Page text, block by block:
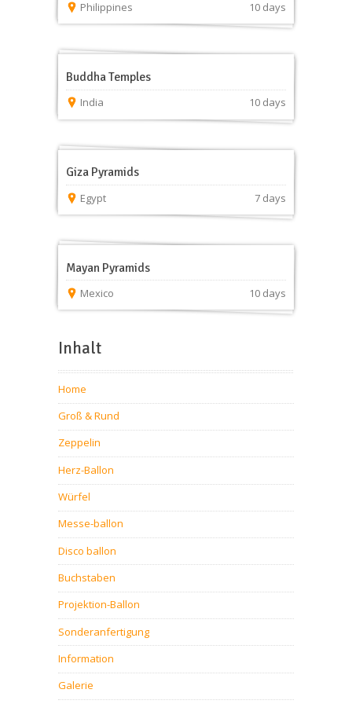
Philippines 10 days
Buddha Temples
India 10 days
Giza Pyramids
Egypt 7 days
Mayan Pyramids
Mexico 10 days
Inhalt
Home
Groß & Rund
Zeppelin
Herz-Ballon
Würfel
Messe-ballon
Disco ballon
Buchstaben
Projektion-Ballon
Sonderanfertigung
Information
Galerie